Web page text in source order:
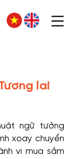
lai
ngữ tưởng
xoay chuyển
vi mua sắm